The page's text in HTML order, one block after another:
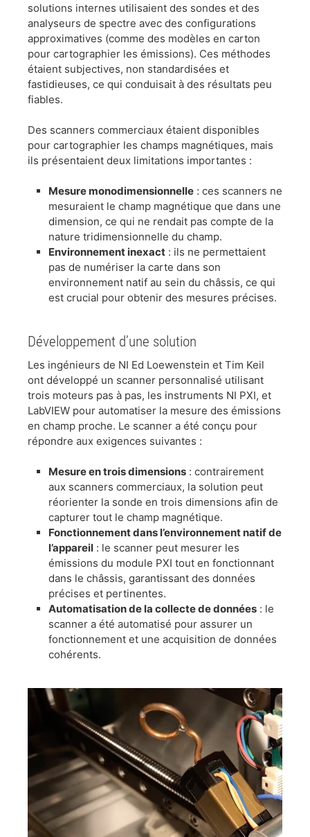
solutions internes utilisaient des sondes et des
analyseurs de spectre avec des configurations
approximatives (comme des modèles en carton
pour cartographier les émissions). Ces méthodes
étaient subjectives, non standardisées et
fastidieuses, ce qui conduisait à des résultats peu
fiables.
​Des scanners commerciaux étaient disponibles
pour cartographier les champs magnétiques, mais
ils présentaient deux limitations importantes :
Mesure monodimensionnelle: ces scanners ne
mesuraient le champ magnétique que dans une
dimension, ce qui ne rendait pas compte de la
nature tridimensionnelle du champ.
​Environnement inexact: ils ne permettaient
pas de numériser la carte dans son
environnement natif au sein du châssis, ce qui
est crucial pour obtenir des mesures précises.
​Développement d’une solution
​Les ingénieurs de NI Ed Loewenstein et Tim Keil
ont développé un scanner personnalisé utilisant
trois moteurs pas à pas, les instruments NI PXI, et
LabVIEW pour automatiser la mesure des émissions
en champ proche. Le scanner a été conçu pour
répondre aux exigences suivantes :
Mesure en trois dimensions: contrairement
aux scanners commerciaux, la solution peut
réorienter la sonde en trois dimensions afin de
capturer tout le champ magnétique.
Fonctionnement dans l’environnement natif de
l’appareil: le scanner peut mesurer les
émissions du module PXI tout en fonctionnant
dans le châssis, garantissant des données
précises et pertinentes.
Automatisation de la collecte de données: le
scanner a été automatisé pour assurer un
fonctionnement et une acquisition de données
cohérents.